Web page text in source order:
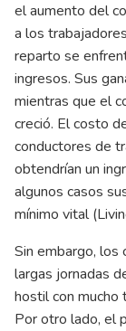
el aumento del
a los
reparto se
ingresos. Sus
mientras que el
creció. El costo
conductores de
obtendrían un
algunos casos
mínimo vital
Sin embargo, los
largas jornadas
hostil con mucho
Por otro lado, el